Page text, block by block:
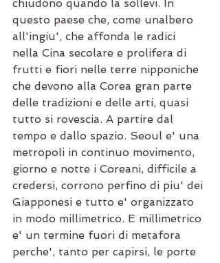
chiudono quando la sollevi. In
questo paese che, come unalbero
all'ingiu', che affonda le radici
nella Cina secolare e prolifera di
frutti e fiori nelle terre nipponiche
che devono alla Corea gran parte
delle tradizioni e delle arti, quasi
tutto si rovescia. A partire dal
tempo e dallo spazio. Seoul e' una
metropoli in continuo movimento,
giorno e notte i Coreani, difficile a
credersi, corrono perfino di piu' dei
Giapponesi e tutto e' organizzato
in modo millimetrico. E millimetrico
e' un termine fuori di metafora
perche', tanto per capirsi, le porte